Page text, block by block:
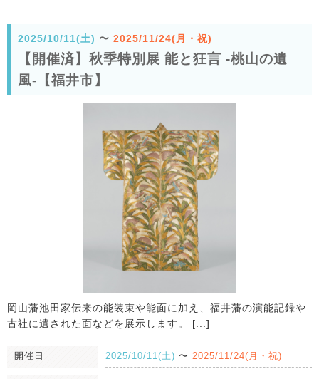
2025/10/11(土) 〜 2025/11/24(月・祝)
【開催済】秋季特別展 能と狂言 -桃山の遺
風-【福井市】
岡山藩池田家伝来の能装束や能面に加え、福井藩の演能記録や
古社に遺された面などを展示します。 [...]
開催日 2025/10/11(土) 〜 2025/11/24(月・祝)